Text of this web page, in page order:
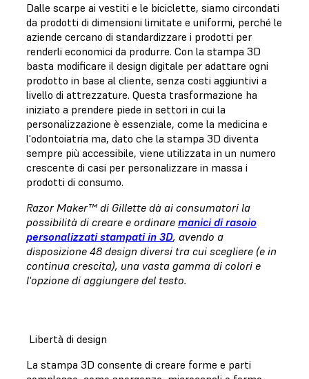
Dalle scarpe ai vestiti e le biciclette, siamo circondati
da prodotti di dimensioni limitate e uniformi, perché le
aziende cercano di standardizzare i prodotti per
renderli economici da produrre. Con la stampa 3D
basta modificare il design digitale per adattare ogni
prodotto in base al cliente, senza costi aggiuntivi a
livello di attrezzature. Questa trasformazione ha
iniziato a prendere piede in settori in cui la
personalizzazione è essenziale, come la medicina e
l'odontoiatria ma, dato che la stampa 3D diventa
sempre più accessibile, viene utilizzata in un numero
crescente di casi per personalizzare in massa i
prodotti di consumo.
Razor Maker™ di Gillette dà ai consumatori la
possibilità di creare e ordinare manici di rasoio
personalizzati stampati in 3D, avendo a
disposizione 48 design diversi tra cui scegliere (e in
continua crescita), una vasta gamma di colori e
l'opzione di aggiungere del testo.
Libertà di design
La stampa 3D consente di creare forme e parti